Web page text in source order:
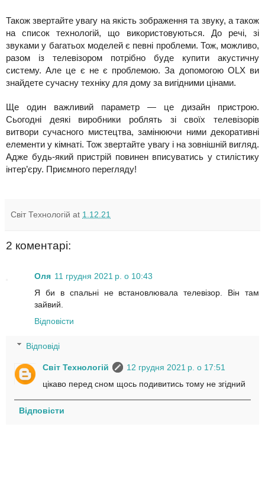
Також звертайте увагу на якість зображення та звуку, а також
на список технологій, що використовуються. До речі, зі
звуками у багатьох моделей є певні проблеми. Тож, можливо,
разом із телевізором потрібно буде купити акустичну
систему. Але це є не є проблемою. За допомогою OLX ви
знайдете сучасну техніку для дому за вигідними цінами.
Ще один важливий параметр — це дизайн пристрою.
Сьогодні деякі виробники роблять зі своїх телевізорів
витвори сучасного мистецтва, замінюючи ними декоративні
елементи у кімнаті. Тож звертайте увагу і на зовнішній вигляд.
Адже будь-який пристрій повинен вписуватись у стилістику
інтер’єру. Приємного перегляду!
Світ Технологій at 1.12.21
2 коментарі:
Оля 11 грудня 2021 р. о 10:43
Я би в спальні не встановлювала телевізор. Він там
зайвий.
Відповісти
Відповіді
Світ Технологій
12 грудня 2021 р. о 17:51
цікаво перед сном щось подивитись тому не згідний
Відповісти